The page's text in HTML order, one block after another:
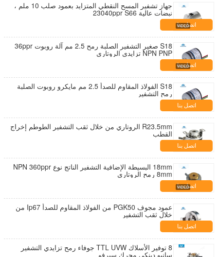
جهاز تشفير المسح النقطي المتزايد بعمود صلب 10 ملم ،
نبضات عالية 23040ppr S66
اتصل بنا
S18 صغير التشفير الصلبة رمح 2.5 مم آلة روبوت 36ppr
NPN PNP تزايدي الروتاري
اتصل بنا
S18 الفولاذ المقاوم للصدأ 2.5 مم مايكرو روبوت الصلبة
رمح التشفير
اتصل بنا
R23.5mm الروتاري من خلال ثقب التشفير الطوطم إخراج
القطب
اتصل بنا
18mm البسيطة الإضافية التشفير الناتج نوع NPN 360ppr
8mm رمح الروتاري
اتصل بنا
عمود مجوف PGK50 من الفولاذ المقاوم للصدأ Ip67 من
خلال ثقب التشفير
اتصل بنا
8 توفير الأسلاك TTL UVW جوفاء رمح تزايدي التشفير
سانيو دينكي محرك سيرفو